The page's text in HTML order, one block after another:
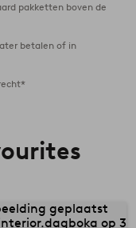
pakketten boven de
betalen of in